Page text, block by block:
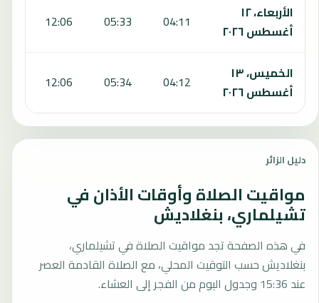
الأربعاء، ١٢
أغسطس ٢٠٢٦
04:11
05:33
12:06
الخميس، ١٣
أغسطس ٢٠٢٦
04:12
05:34
12:06
دليل الزائر
مواقيت الصلاة وأوقات الأذان في
تشيلماري، بنغلاديش
في هذه الصفحة تجد مواقيت الصلاة في تشيلماري،
بنغلاديش حسب التوقيت المحلي، مع الصلاة القادمة العصر
عند 15:36 وجدول اليوم من الفجر إلى العشاء.